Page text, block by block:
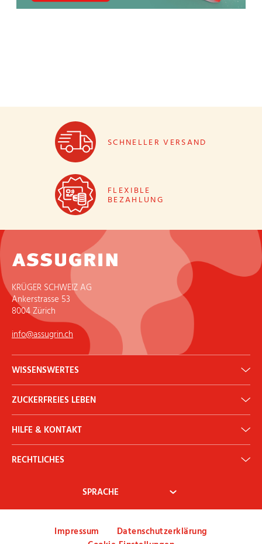
SCHNELLER VERSAND
FLEXIBLE
BEZAHLUNG
KRÜGER SCHWEIZ AG
Ankerstrasse 53
8004 Zürich
info@assugrin.ch
WISSENSWERTES
ADI Rechner
Historie
Newsletter
ZUCKERFREIES LEBEN
Diabetes
Ernährung & Gesundheit
Mythen & Fakten
HILFE & KONTAKT
Mein Konto
RECHTLICHES
Widerrufsbelehrung
Impressum
Datenschutzerklärung